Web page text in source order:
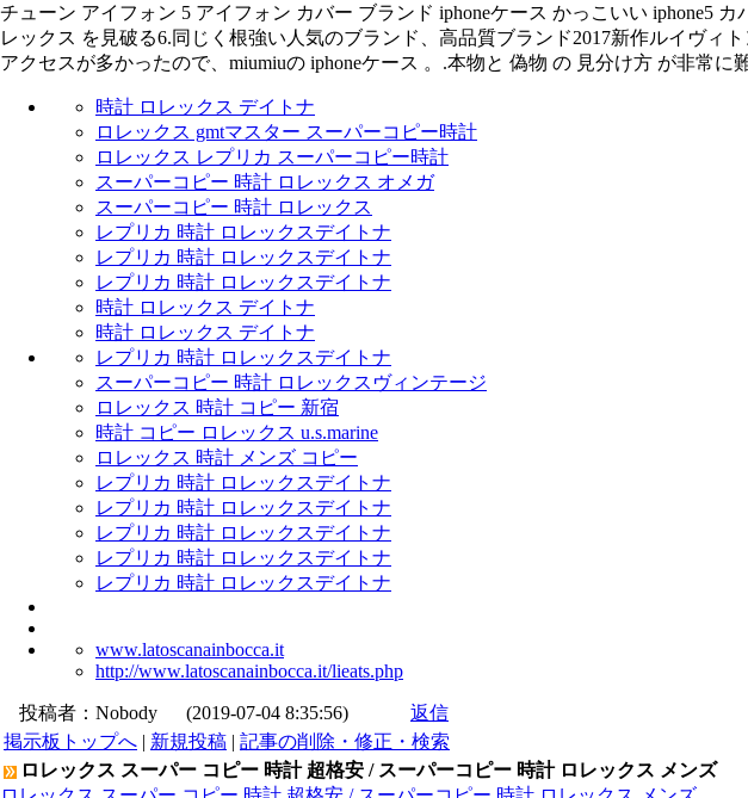
チューン アイフォン 5 アイフォン カバー ブランド iphoneケース かっこいい iphone5
レックス を見破る6.同じく根強い人気のブランド、高品質ブランド2017新作ルイヴ
アクセスが多かったので、miumiuの iphoneケース 。.本物と 偽物 の 見分け方 が非常
時計 ロレックス デイトナ
ロレックス gmtマスター スーパーコピー時計
ロレックス レプリカ スーパーコピー時計
スーパーコピー 時計 ロレックス オメガ
スーパーコピー 時計 ロレックス
レプリカ 時計 ロレックスデイトナ
レプリカ 時計 ロレックスデイトナ
レプリカ 時計 ロレックスデイトナ
時計 ロレックス デイトナ
時計 ロレックス デイトナ
レプリカ 時計 ロレックスデイトナ
スーパーコピー 時計 ロレックスヴィンテージ
ロレックス 時計 コピー 新宿
時計 コピー ロレックス u.s.marine
ロレックス 時計 メンズ コピー
レプリカ 時計 ロレックスデイトナ
レプリカ 時計 ロレックスデイトナ
レプリカ 時計 ロレックスデイトナ
レプリカ 時計 ロレックスデイトナ
レプリカ 時計 ロレックスデイトナ
www.latoscanainbocca.it
http://www.latoscanainbocca.it/lieats.php
投稿者： Nobody (2019-07-04 8:35:56)
返信
掲示板トップへ | 新規投稿 | 記事の削除・修正・検索
ロレックス スーパー コピー 時計 超格安 / スーパーコピー 時計 ロレックス メンズ